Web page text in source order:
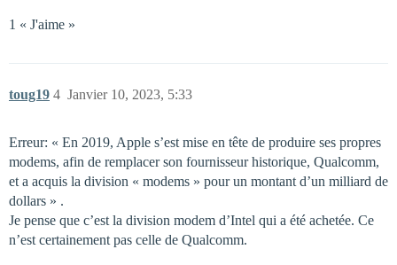
1 « J'aime »
toug19 Janvier 10, 2023, 5:33
4
Erreur: « En 2019, Apple s’est mise en tête de produire ses propres
modems, afin de remplacer son fournisseur historique, Qualcomm,
et a acquis la division « modems » pour un montant d’un milliard de
dollars » .
Je pense que c’est la division modem d’Intel qui a été achetée. Ce
n’est certainement pas celle de Qualcomm.